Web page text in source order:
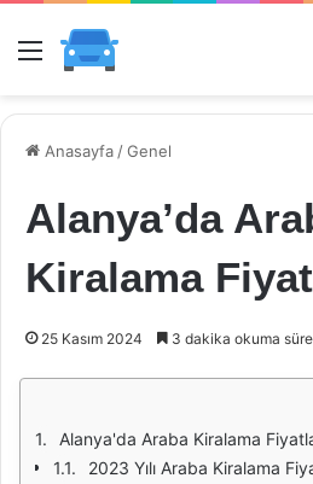
Menü
Anasayfa /Genel
Alanya’da
Kiralama
25 Kasım 2024 3 dakika okuma
Alanya'da Araba Kiralama
2023 Yılı Araba Kiralama